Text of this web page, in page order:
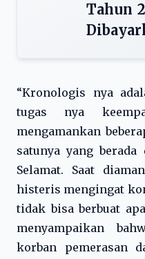
Tahun
“Kronologis nya
tugas nya
mengamankan
satunya yang
Selamat. Saat
histeris mengingat
tidak bisa berbuat
menyampaikan
korban pemerasan